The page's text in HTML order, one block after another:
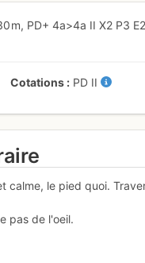
m, PD+4a>4a IIX2 P3 E2
Cotations PD II
calme, le pied quoi.
pas de l'oeil.